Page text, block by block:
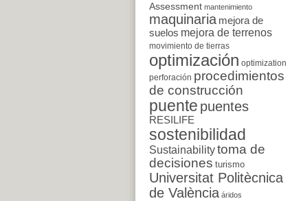
Assessment mantenimiento
maquinaria mejora de
suelos mejora de terrenos
movimiento de tierras
optimización optimization
perforación procedimientos
de construcción
puente puentes
RESILIFE
sostenibilidad
Sustainabilitytoma de
decisiones turismo
Universitat Politècnica
de València áridos